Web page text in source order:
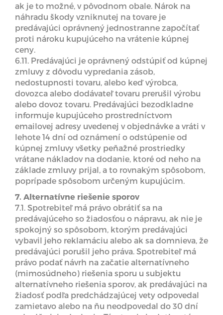
ak je to možné, v pôvodnom obale. Nárok na
náhradu škody vzniknutej na tovare je
predávajúci oprávnený jednostranne započítať
proti nároku kupujúceho na vrátenie kúpnej
ceny.
6.11. Predávajúci je oprávnený odstúpiť od kúpnej
zmluvy z dôvodu vypredania zásob,
nedostupnosti tovaru, alebo keď výrobca,
dovozca alebo dodávateľ tovaru prerušil výrobu
alebo dovoz tovaru. Predávajúci bezodkladne
informuje kupujúceho prostredníctvom
emailovej adresy uvedenej v objednávke a vráti v
lehote 14 dní od oznámení o odstúpenie od
kúpnej zmluvy všetky peňažné prostriedky
vrátane nákladov na dodanie, ktoré od neho na
základe zmluvy prijal, a to rovnakým spôsobom,
poprípade spôsobom určeným kupujúcim.
7. Alternatívne riešenie sporov
7.1. Spotrebiteľ má právo obrátiť sa na
predávajúceho so žiadosťou o nápravu, ak nie je
spokojný so spôsobom, ktorým predávajúci
vybavil jeho reklamáciu alebo ak sa domnieva, že
predávajúci porušil jeho práva. Spotrebiteľ má
právo podať návrh na začatie alternatívneho
(mimosúdneho) riešenia sporu u subjektu
alternatívneho riešenia sporov, ak predávajúci na
žiadosť podľa predchádzajúcej vety odpovedal
zamietavo alebo na ňu neodpovedal do 30 dní